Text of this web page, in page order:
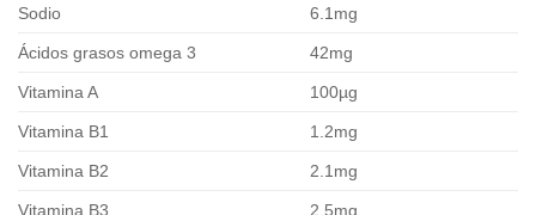
Sodio 6.1mg
Ácidos grasos omega 3 42mg
Vitamina A 100µg
Vitamina B1 1.2mg
Vitamina B2 2.1mg
Vitamina B3 2.5mg